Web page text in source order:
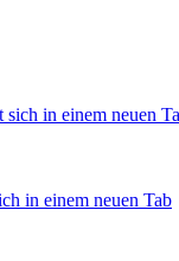
sich in einem neuen
in einem neuen Tab